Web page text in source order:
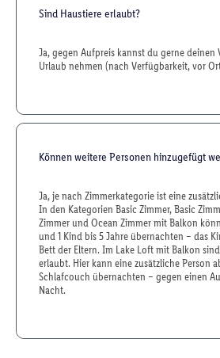
Sind Haustiere erlaubt?
Ja, gegen Aufpreis kannst du gerne deinen
Urlaub nehmen (nach Verfügbarkeit, vor
Können weitere Personen hinzugefügt
Ja, je nach Zimmerkategorie ist eine
In den Kategorien Basic Zimmer, Basic
Zimmer und Ocean Zimmer mit Balkon
und 1 Kind bis 5 Jahre übernachten – das
Bett der Eltern. Im Lake Loft mit Balkon
erlaubt. Hier kann eine zusätzliche Person
Schlafcouch übernachten – gegen einen
Nacht.